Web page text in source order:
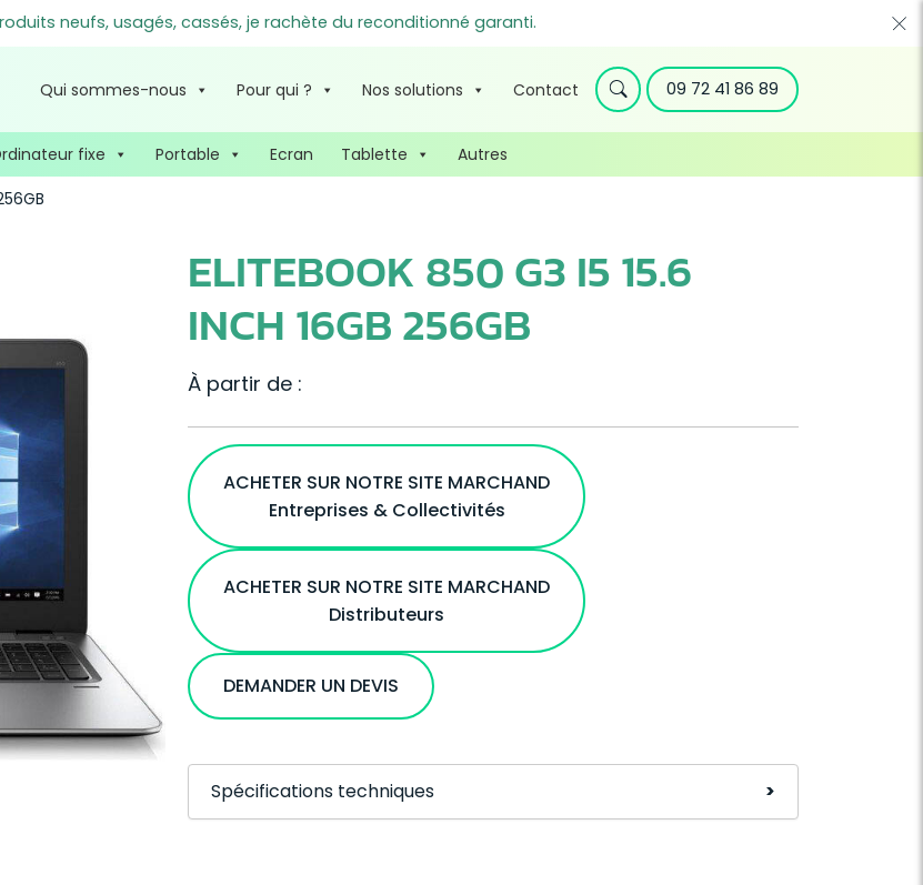
neufs, usagés, cassés, je rachète du reconditionné garanti.
Qui sommes-nous Pour qui ? Nos solutions Contact 09 72 41 86 89
fixe Portable Ecran Tablette
Autres
ELITEBOOK 850 G3 I5 15.6
INCH 16GB 256GB
À partir de :
ACHETER SUR NOTRE SITE MARCHAND
Entreprises & Collectivités
ACHETER SUR NOTRE SITE MARCHAND
Distributeurs
DEMANDER UN DEVIS
Spécifications techniques >